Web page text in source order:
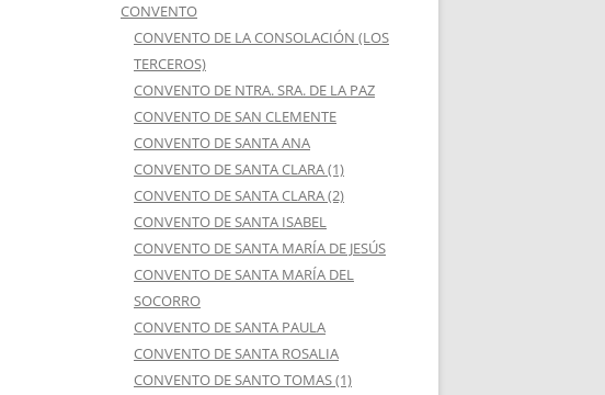
CONVENTO
CONVENTO DE LA CONSOLACIÓN (LOS
TERCEROS)
CONVENTO DE NTRA. SRA. DE LA PAZ
CONVENTO DE SAN CLEMENTE
CONVENTO DE SANTA ANA
CONVENTO DE SANTA CLARA (1)
CONVENTO DE SANTA CLARA (2)
CONVENTO DE SANTA ISABEL
CONVENTO DE SANTA MARÍA DE JESÚS
CONVENTO DE SANTA MARÍA DEL
SOCORRO
CONVENTO DE SANTA PAULA
CONVENTO DE SANTA ROSALIA
CONVENTO DE SANTO TOMAS (1)